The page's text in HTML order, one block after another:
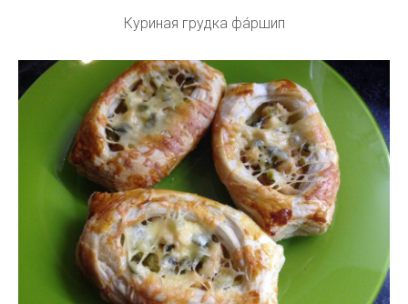
Куриная грудка фа́ршип